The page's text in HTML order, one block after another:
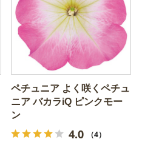
ペチュニア よく咲くペチュ
ニア バカラiQ ピンクモー
ン
4.0 （4）